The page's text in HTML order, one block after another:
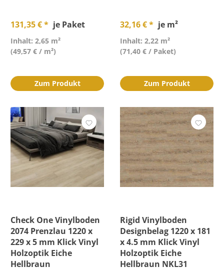
131,35 € * je Paket
Inhalt: 2,65 m²
(49,57 € / m²)
Zum Produkt
32,16 € * je m²
Inhalt: 2,22 m²
(71,40 € / Paket)
Zum Produkt
Check One Vinylboden
2074 Prenzlau 1220 x
229 x 5 mm Klick Vinyl
Holzoptik Eiche
Hellbraun
Rigid Vinylboden
Designbelag 1220 x 181
x 4.5 mm Klick Vinyl
Holzoptik Eiche
Hellbraun NKL31